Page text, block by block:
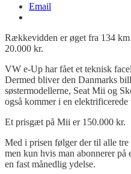
Email
Rækkevidden er øget fra 134 km
20.000 kr.
VW e-Up har fået et teknisk
Dermed bliver den Danmarks
søstermodellerne, Seat Mii og
også kommer i en elektrificerede
Et prisgæt på Mii er 150.000 kr.
Med i prisen følger der til alle tre
men kun hvis man abonnerer
en fast månedlig ydelse.